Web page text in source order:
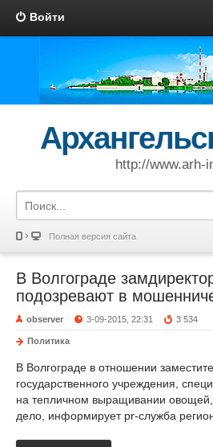
Войти
http://www.arh-
Полная версия сайта
В Волгограде
подозревают в
observer 3-09-2015, 22:31 3 534
Политика
В Волгограде в отношении
государственного учреждения,
на тепличном выращивании овощей,
дело, информирует pr-служба